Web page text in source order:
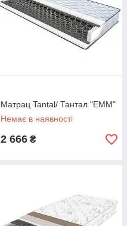
Матрац Tantal/ Тантал "ЕММ"
Немає в наявності
2 666 ₴